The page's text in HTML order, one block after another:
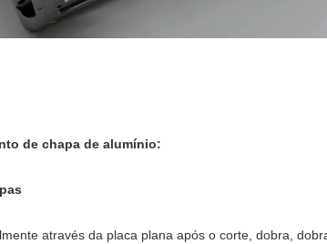
de chapa de alumínio:
através da placa plana após o corte, dobra,